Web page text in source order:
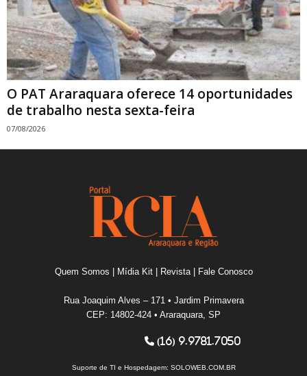
O PAT Araraquara oferece 14 oportunidades
de trabalho nesta sexta-feira
07/08/2026
Quem Somos Mídia Kit| Revista| Fale Conosco
Rua Joaquim Alves – 171 • Jardim Primavera
CEP: 14802-424 • Araraquara, SP
(16) 9.9781.7050
Suporte de TI e Hospedagem: SOLOWEB.COM.BR